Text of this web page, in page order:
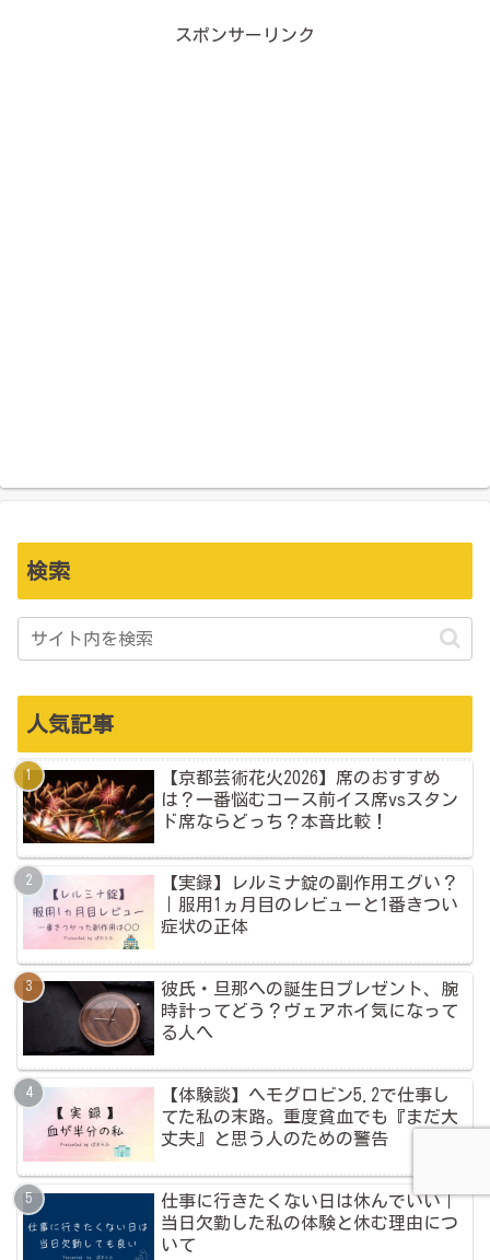
スポンサーリンク
検索
人気記事
【京都芸術花火2026】席のおすすめ
は？一番悩むコース前イス席vsスタン
ド席ならどっち？本音比較！
【実録】レルミナ錠の副作用エグい？
｜服用1ヵ月目のレビューと1番きつい
症状の正体
彼氏・旦那への誕生日プレゼント、腕
時計ってどう？ヴェアホイ気になって
る人へ
【体験談】ヘモグロビン5.2で仕事し
てた私の末路。重度貧血でも『まだ大
丈夫』と思う人のための警告
仕事に行きたくない日は休んでいい｜
当日欠勤した私の体験と休む理由につ
いて